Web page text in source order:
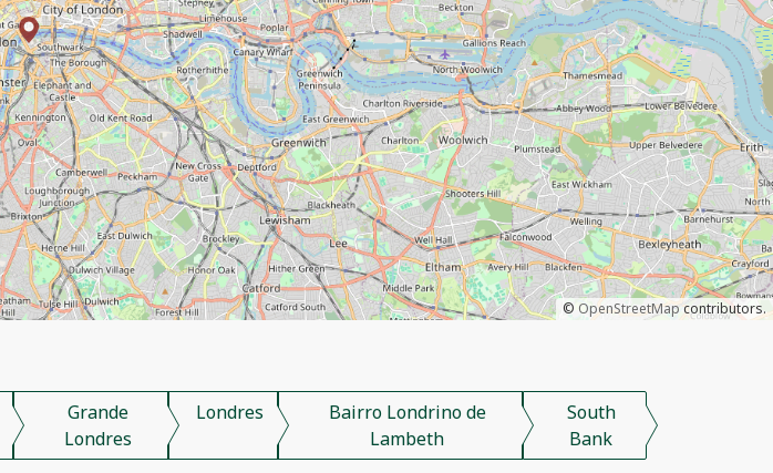
© OpenStreetMapcontributors.
Grande
Londres
Londres
Bairro Londrino de
Lambeth
South
Bank